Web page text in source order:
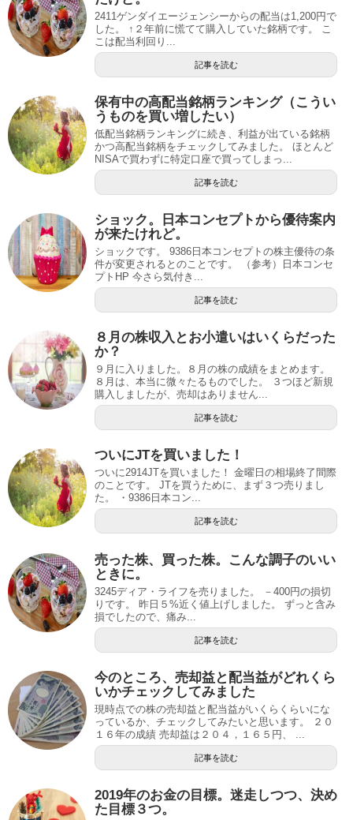
2411ゲンダイエージェンシーからの配当は1,200円で
した。 ↑２年前に慌てて購入していた銘柄です。 こ
こは配当利回り...
記事を読む
保有中の高配当銘柄ランキング（こうい
うものを買い増したい）
低配当銘柄ランキングに続き、利益が出ている銘柄
かつ高配当銘柄をチェックしてみました。 ほとんど
NISAで買わずに特定口座で買ってしまっ...
記事を読む
ショック。日本コンセプトから優待案内
が来たけれど。
ショックです。 9386日本コンセプトの株主優待の条
件が変更されるとのことです。 （参考）日本コンセ
プトHP 今さら気付き...
記事を読む
８月の株収入とお小遣いはいくらだった
か？
９月に入りました。８月の株の成績をまとめます。
８月は、本当に微々たるものでした。 ３つほど新規
購入しましたが、売却はありません...
記事を読む
ついにJTを買いました！
ついに2914JTを買いました！ 金曜日の相場終了間際
のことです。 JTを買うために、まず３つ売りまし
た。 ・9386日本コン...
記事を読む
売った株、買った株。こんな調子のいい
ときに。
3245ディア・ライフを売りました。 －400円の損切
りです。 昨日５%近く値上げしました。 ずっと含み
損でしたので、痛み...
記事を読む
今のところ、売却益と配当益がどれくら
いかチェックしてみました
現時点での株の売却益と配当益がいくらくらいにな
っているか、チェックしてみたいと思います。 ２０
１６年の成績 売却益は２０４，１６５円、 ...
記事を読む
2019年のお金の目標。迷走しつつ、決め
た目標３つ。